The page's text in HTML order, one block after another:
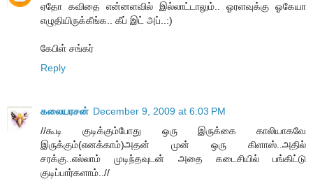
ஏதோ கவிதை என்னளவில் இல்லாட்டாலும்.. ஓரளவுக்கு ஓகேயா
எழுதியிருக்கீங்க.. கீப் இட் அப்..:)
கேபிள் சங்கர்
Reply
கலையரசன் December 9, 2009 at 6:03 PM
//கூடி குடிக்கும்போது ஒரு இருக்கை காலியாகவே
இருக்கும்(எனக்காம்)அதன் முன் ஒரு கிளாஸ்..அதில்
சரக்கு..எல்லாம் முடிந்தவுடன் அதை கடைசியில் பங்கிட்டு
குடிப்பார்களாம்..//